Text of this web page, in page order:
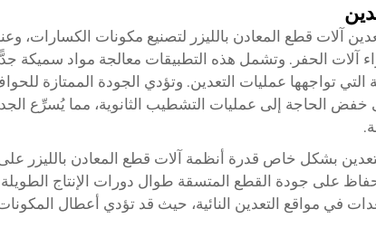
آلات قطع المعادن بالليزر لتصنيع مكونات الكسارات،
آلات الحفر. وتشمل هذه التطبيقات معالجة مواد سميكة
تواجهها عمليات التعدين. وتؤدي الجودة الممتازة
خفض الحاجة إلى عمليات التشطيب الثانوية، مما يُسرِّع
بشكل خاص قدرة أنظمة آلات قطع المعادن بالليزر
على جودة القطع المتسقة طوال دورات الإنتاج
في مواقع التعدين النائية، حيث قد تؤدي أعطال